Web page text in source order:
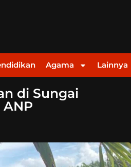
Agama Lainnya
di Sungai